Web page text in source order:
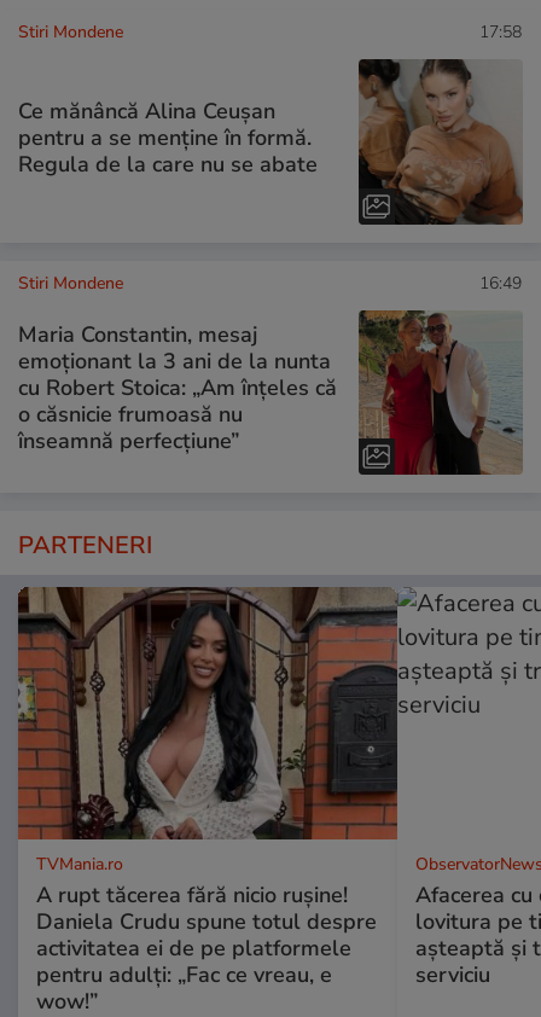
Stiri Mondene 17:58
Ce mănâncă Alina Ceușan
pentru a se menține în formă.
Regula de la care nu se abate
Stiri Mondene 16:49
Maria Constantin, mesaj
emoționant la 3 ani de la nunta
cu Robert Stoica: „Am înțeles că
o căsnicie frumoasă nu
înseamnă perfecțiune”
PARTENERI
TVMania.ro
A rupt tăcerea fără nicio rușine!
Daniela Crudu spune totul despre
activitatea ei de pe platformele
pentru adulți: „Fac ce vreau, e
wow!”
Afacerea
lovitura pe
aşteaptă şi
serviciu